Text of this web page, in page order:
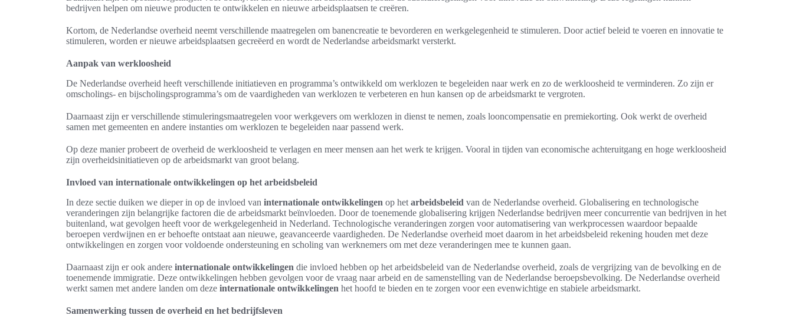
bedrijven helpen om nieuwe producten te ontwikkelen en nieuwe arbeidsplaatsen te creëren.
Kortom, de Nederlandse overheid neemt verschillende maatregelen om banencreatie te bevorderen en werkgelegenheid te stimuleren. Door actief beleid te voeren en innovatie te
stimuleren, worden er nieuwe arbeidsplaatsen gecreëerd en wordt de Nederlandse arbeidsmarkt versterkt.
Aanpak van werkloosheid
De Nederlandse overheid heeft verschillende initiatieven en programma’s ontwikkeld om werklozen te begeleiden naar werk en zo de werkloosheid te verminderen. Zo zijn er
omscholings- en bijscholingsprogramma’s om de vaardigheden van werklozen te verbeteren en hun kansen op de arbeidsmarkt te vergroten.
Daarnaast zijn er verschillende stimuleringsmaatregelen voor werkgevers om werklozen in dienst te nemen, zoals looncompensatie en premiekorting. Ook werkt de overheid
samen met gemeenten en andere instanties om werklozen te begeleiden naar passend werk.
Op deze manier probeert de overheid de werkloosheid te verlagen en meer mensen aan het werk te krijgen. Vooral in tijden van economische achteruitgang en hoge werkloosheid
zijn overheidsinitiatieven op de arbeidsmarkt van groot belang.
Invloed van internationale ontwikkelingen op het arbeidsbeleid
In deze sectie duiken we dieper in op de invloed van internationale ontwikkelingen op het arbeidsbeleid van de Nederlandse overheid. Globalisering en technologische
veranderingen zijn belangrijke factoren die de arbeidsmarkt beïnvloeden. Door de toenemende globalisering krijgen Nederlandse bedrijven meer concurrentie van bedrijven in het
buitenland, wat gevolgen heeft voor de werkgelegenheid in Nederland. Technologische veranderingen zorgen voor automatisering van werkprocessen waardoor bepaalde
beroepen verdwijnen en er behoefte ontstaat aan nieuwe, geavanceerde vaardigheden. De Nederlandse overheid moet daarom in het arbeidsbeleid rekening houden met deze
ontwikkelingen en zorgen voor voldoende ondersteuning en scholing van werknemers om met deze veranderingen mee te kunnen gaan.
Daarnaast zijn er ook andere internationale ontwikkelingen die invloed hebben op het arbeidsbeleid van de Nederlandse overheid, zoals de vergrijzing van de bevolking en de
toenemende immigratie. Deze ontwikkelingen hebben gevolgen voor de vraag naar arbeid en de samenstelling van de Nederlandse beroepsbevolking. De Nederlandse overheid
werkt samen met andere landen om deze internationale ontwikkelingen het hoofd te bieden en te zorgen voor een evenwichtige en stabiele arbeidsmarkt.
Samenwerking tussen de overheid en het bedrijfsleven